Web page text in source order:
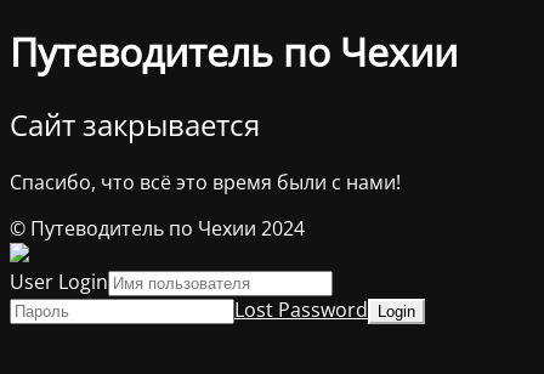
Путеводитель по Чехии
Сайт закрывается
Спасибо, что всё это время были с нами!
© Путеводитель по Чехии 2024
User Login
Lost Password